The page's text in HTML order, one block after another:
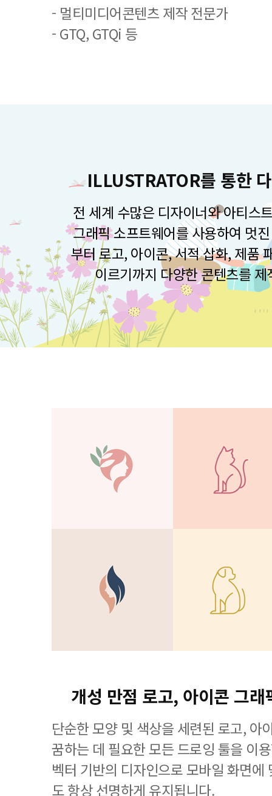
- 멀티미디어콘텐츠 제작 전문가
- GTQ, GTQi 등
ILLUSTRATOR를 통한
전 세계 수많은 디자이너와 아티스
그래픽 소프트웨어를 사용하여 멋
부터 로고, 아이콘, 서적 삽화, 제품
이르기까지 다양한 콘텐츠를
개성 만점 로고, 아이콘 그래
단순한 모양 및 색상을 세련된 로고, 아
꿈하는 데 필요한 모든 드로잉 툴을 이
벡터 기반의 디자인으로 모바일 화면에
도 항상 선명하게 유지됩니다.